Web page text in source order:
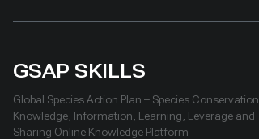
GSAP SKILLS
Global Species Action Plan – Species Conservation
Knowledge, Information, Learning, Leverage and
Sharing Online Knowledge Platform